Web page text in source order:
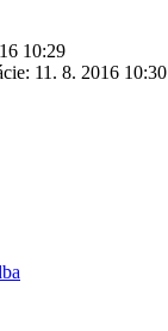
10:29
11. 8. 2016 10:30